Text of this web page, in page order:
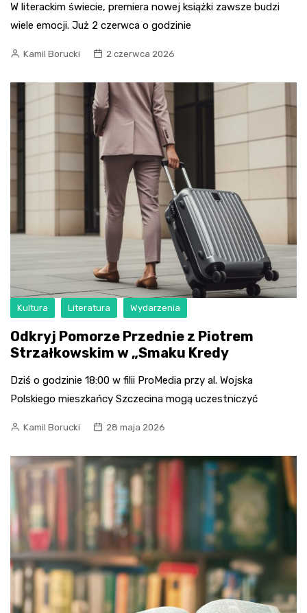
W literackim świecie, premiera nowej książki zawsze budzi
wiele emocji. Już 2 czerwca o godzinie
Kamil Borucki 2 czerwca 2026
Kultura Literatura Wydarzenia
Odkryj Pomorze Przednie z Piotrem
Strzałkowskim w „Smaku Kredy
Dziś o godzinie 18:00 w filii ProMedia przy al. Wojska
Polskiego mieszkańcy Szczecina mogą uczestniczyć
Kamil Borucki 28 maja 2026